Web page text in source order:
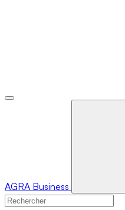
AGRA Business